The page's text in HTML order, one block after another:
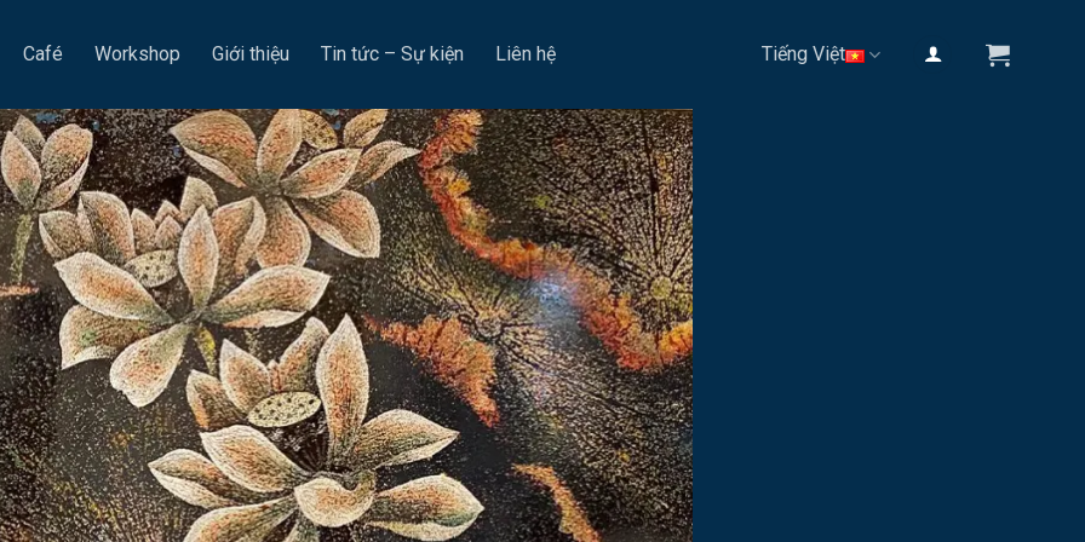
Café Workshop Giới thiệu Tin tức – Sự kiện Liên hệ Tiếng Việt